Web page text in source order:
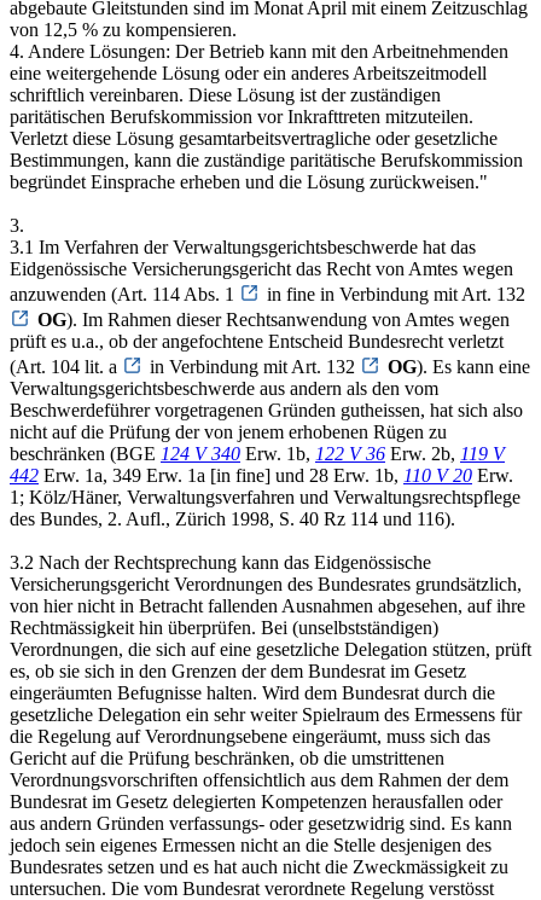
abgebaute Gleitstunden sind im Monat April mit einem Zeitzuschlag
von 12,5 % zu kompensieren.
4. Andere Lösungen: Der Betrieb kann mit den Arbeitnehmenden
eine weitergehende Lösung oder ein anderes Arbeitszeitmodell
schriftlich vereinbaren. Diese Lösung ist der zuständigen
paritätischen Berufskommission vor Inkrafttreten mitzuteilen.
Verletzt diese Lösung gesamtarbeitsvertragliche oder gesetzliche
Bestimmungen, kann die zuständige paritätische Berufskommission
begründet Einsprache erheben und die Lösung zurückweisen."
3.
3.1 Im Verfahren der Verwaltungsgerichtsbeschwerde hat das
Eidgenössische Versicherungsgericht das Recht von Amtes wegen
anzuwenden (Art. 114 Abs. 1
in fine in Verbindung mit Art. 132
OG). Im Rahmen dieser Rechtsanwendung von Amtes wegen
prüft es u.a., ob der angefochtene Entscheid Bundesrecht verletzt
(Art. 104 lit. a
in Verbindung mit Art. 132 OG). Es kann eine
Verwaltungsgerichtsbeschwerde aus andern als den vom
Beschwerdeführer vorgetragenen Gründen gutheissen, hat sich also
nicht auf die Prüfung der von jenem erhobenen Rügen zu
beschränken (BGE 124 V 340 Erw. 1b, 122 V 36 Erw. 2b, 119 V
442 Erw. 1a, 349 Erw. 1a [in fine] und 28 Erw. 1b, 110 V 20 Erw.
1; Kölz/Häner, Verwaltungsverfahren und Verwaltungsrechtspflege
des Bundes, 2. Aufl., Zürich 1998, S. 40 Rz 114 und 116).
3.2 Nach der Rechtsprechung kann das Eidgenössische
Versicherungsgericht Verordnungen des Bundesrates grundsätzlich,
von hier nicht in Betracht fallenden Ausnahmen abgesehen, auf ihre
Rechtmässigkeit hin überprüfen. Bei (unselbstständigen)
Verordnungen, die sich auf eine gesetzliche Delegation stützen, prüft
es, ob sie sich in den Grenzen der dem Bundesrat im Gesetz
eingeräumten Befugnisse halten. Wird dem Bundesrat durch die
gesetzliche Delegation ein sehr weiter Spielraum des Ermessens für
die Regelung auf Verordnungsebene eingeräumt, muss sich das
Gericht auf die Prüfung beschränken, ob die umstrittenen
Verordnungsvorschriften offensichtlich aus dem Rahmen der dem
Bundesrat im Gesetz delegierten Kompetenzen herausfallen oder
aus andern Gründen verfassungs- oder gesetzwidrig sind. Es kann
jedoch sein eigenes Ermessen nicht an die Stelle desjenigen des
Bundesrates setzen und es hat auch nicht die Zweckmässigkeit zu
untersuchen. Die vom Bundesrat verordnete Regelung verstösst